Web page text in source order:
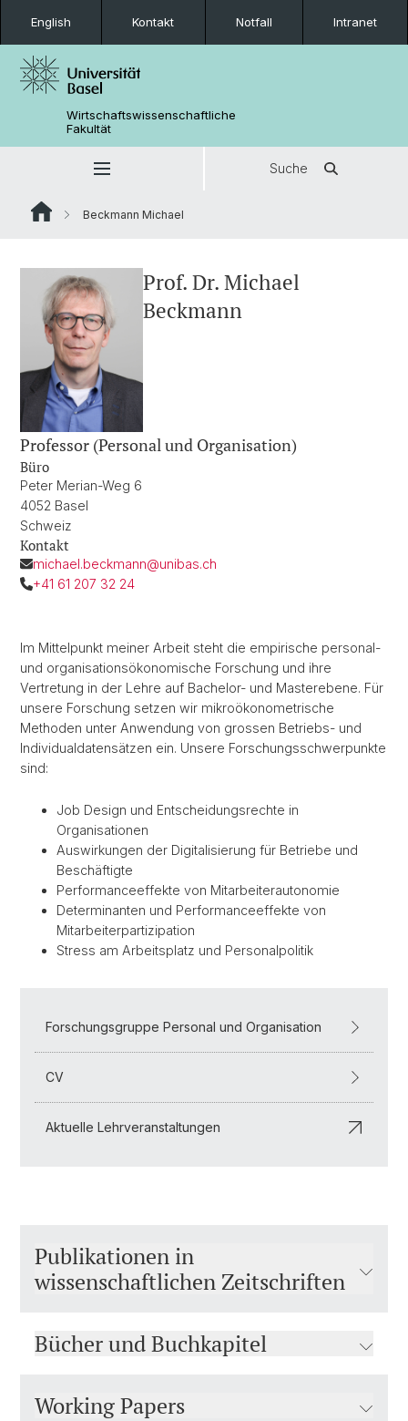
English Kontakt Notfall Intranet
Wirtschaftswissenschaftliche
Fakultät
Suche
Beckmann Michael
Prof. Dr. Michael
Beckmann
Professor (Personal und Organisation)
Büro
Peter Merian-Weg 6
4052 Basel
Schweiz
Kontakt
michael.beckmann@unibas.ch
+41 61 207 32 24
Im Mittelpunkt meiner Arbeit steht die empirische personal-
und organisationsökonomische Forschung und ihre
Vertretung in der Lehre auf Bachelor- und Masterebene. Für
unsere Forschung setzen wir mikroökonometrische
Methoden unter Anwendung von grossen Betriebs- und
Individualdatensätzen ein. Unsere Forschungsschwerpunkte
sind:
Job Design und Entscheidungsrechte in
Organisationen
Auswirkungen der Digitalisierung für Betriebe und
Beschäftigte
Performanceeffekte von Mitarbeiterautonomie
Determinanten und Performanceeffekte von
Mitarbeiterpartizipation
Stress am Arbeitsplatz und Personalpolitik
Forschungsgruppe Personal und Organisation
CV
Aktuelle Lehrveranstaltungen
Publikationen in
wissenschaftlichen Zeitschriften
Bücher und Buchkapitel
Working Papers